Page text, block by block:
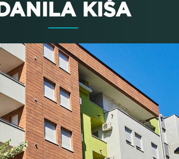
DANILA KIŠA